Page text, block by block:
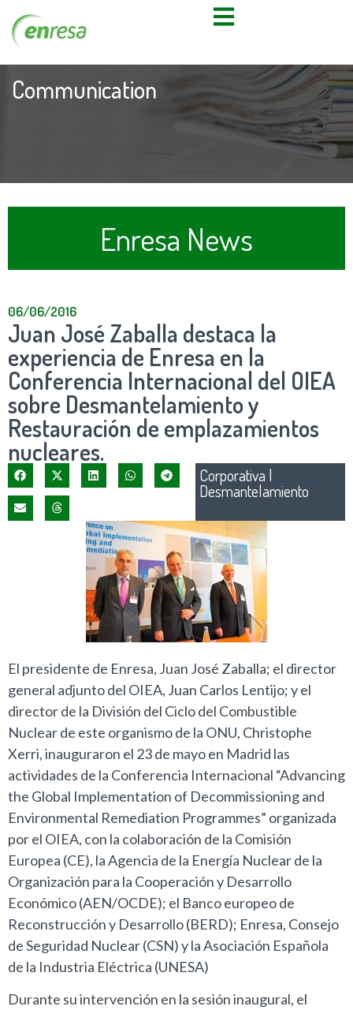
Communication
Enresa News
06/06/2016
Juan José Zaballa destaca la
experiencia de Enresa en la
Conferencia Internacional del OIEA
sobre Desmantelamiento y
Restauración de emplazamientos
nucleares.
Corporativa |
Desmantelamiento
El presidente de Enresa, Juan José Zaballa; el director
general adjunto del OIEA, Juan Carlos Lentijo; y el
director de la División del Ciclo del Combustible
Nuclear de este organismo de la ONU, Christophe
Xerri, inauguraron el 23 de mayo en Madrid las
actividades de la Conferencia Internacional “Advancing
the Global Implementation of Decommissioning and
Environmental Remediation Programmes” organizada
por el OIEA, con la colaboración de la Comisión
Europea (CE), la Agencia de la Energía Nuclear de la
Organización para la Cooperación y Desarrollo
Económico (AEN/OCDE); el Banco europeo de
Reconstrucción y Desarrollo (BERD); Enresa, Consejo
de Seguridad Nuclear (CSN) y la Asociación Española
de la Industria Eléctrica (UNESA)
Durante su intervención en la sesión inaugural, el